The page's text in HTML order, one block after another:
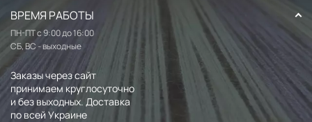
ВРЕМЯ РАБОТЫ
ПН-ПТ с 9:00 до 16:00
СБ, ВС - выходные
Заказы через сайт
принимаем круглосуточно
и без выходных. Доставка
по всей Украине